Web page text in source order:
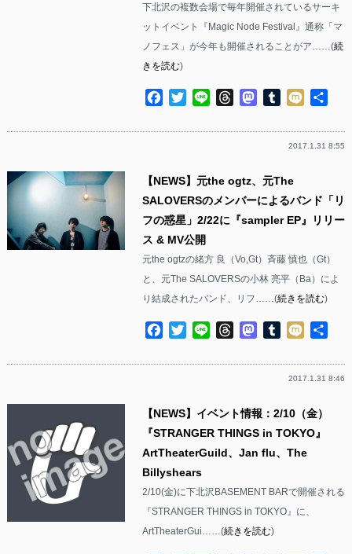
下北沢の複数会場で毎年開催されているサーキ
ットイベント『Magic Node Festival』通称「マ
ノフェス」が今年も開催されることがア……(続
きを読む)
Facebook
TwitterLine ThreadsMastodon
Tumblr
Mixi
2017.1.31 8:55
【NEWS】元the ogtz、元The
SALOVERSのメンバーによるバンド「リ
フの惑星」2/22に『sampler EP』リリー
ス & MV公開
元the ogtzの緒方 良（Vo,Gt）斉藤 慎也（Gt）
と、元The SALOVERSの小林 亮平（Ba）によ
り結成されたバンド、リフ……(続きを読む)
Facebook
TwitterLine ThreadsMastodon
Tumblr
Mixi
2017.1.31 8:46
【NEWS】イベント情報：2/10（金）
『STRANGER THINGS in TOKYO』
ArtTheaterGuild、Jan flu、The
Billyshears
2/10(金)に下北沢BASEMENT BARで開催される
『STRANGER THINGS in TOKYO』に、
ArtTheaterGui……(続きを読む)